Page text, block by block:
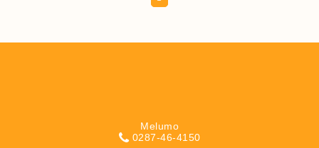
Melumo
0287-46-4150